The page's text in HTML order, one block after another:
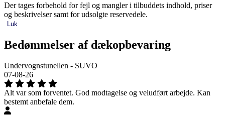
Der tages forbehold for fejl og mangler i tilbuddets indhold, priser
og beskrivelser samt for udsolgte reservedele.
Luk
Bedømmelser af dækopbevaring
Undervognstunellen - SUVO
07-08-26
Alt var som forventet. God modtagelse og veludført arbejde. Kan
bestemt anbefale dem.